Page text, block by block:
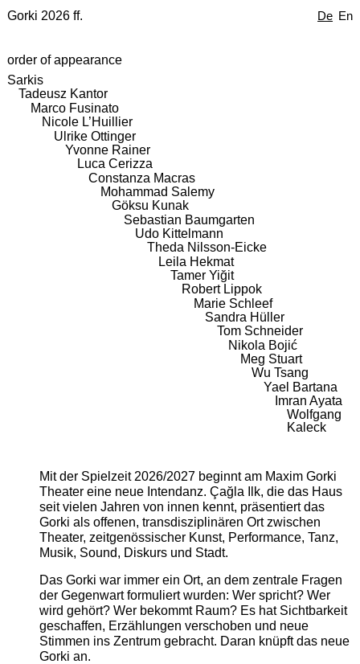
De En
Gorki 2026 ff.
order of appearance
Sarkis
Tadeusz Kantor
Marco Fusinato
Nicole L’Huillier
Ulrike Ottinger
Yvonne Rainer
Luca Cerizza
Constanza Macras
Mohammad Salemy
Göksu Kunak
Sebastian Baumgarten
Udo Kittelmann
Theda Nilsson-Eicke
Leila Hekmat
Tamer Yiğit
Robert Lippok
Marie Schleef
Sandra Hüller
Tom Schneider
Nikola Bojić
Meg Stuart
Wu Tsang
Yael Bartana
Imran Ayata
Wolfgang
Kaleck
Mit der Spielzeit 2026/2027 beginnt am Maxim Gorki
Theater eine neue Intendanz. Çağla Ilk, die das Haus
seit vielen Jahren von innen kennt, präsentiert das
Gorki als offenen, transdisziplinären Ort zwischen
Theater, zeitgenössischer Kunst, Performance, Tanz,
Musik, Sound, Diskurs und Stadt.
Das Gorki war immer ein Ort, an dem zentrale Fragen
der Gegenwart formuliert wurden: Wer spricht? Wer
wird gehört? Wer bekommt Raum? Es hat Sichtbarkeit
geschaffen, Erzählungen verschoben und neue
Stimmen ins Zentrum gebracht. Daran knüpft das neue
Gorki an.